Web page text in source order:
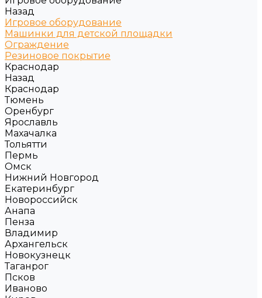
Назад
Игровое оборудование
Машинки для детской площадки
Ограждение
Резиновое покрытие
Краснодар
Назад
Краснодар
Тюмень
Оренбург
Ярославль
Махачалка
Тольятти
Пермь
Омск
Нижний Новгород
Екатеринбург
Новороссийск
Анапа
Пенза
Владимир
Архангельск
Новокузнецк
Таганрог
Псков
Иваново